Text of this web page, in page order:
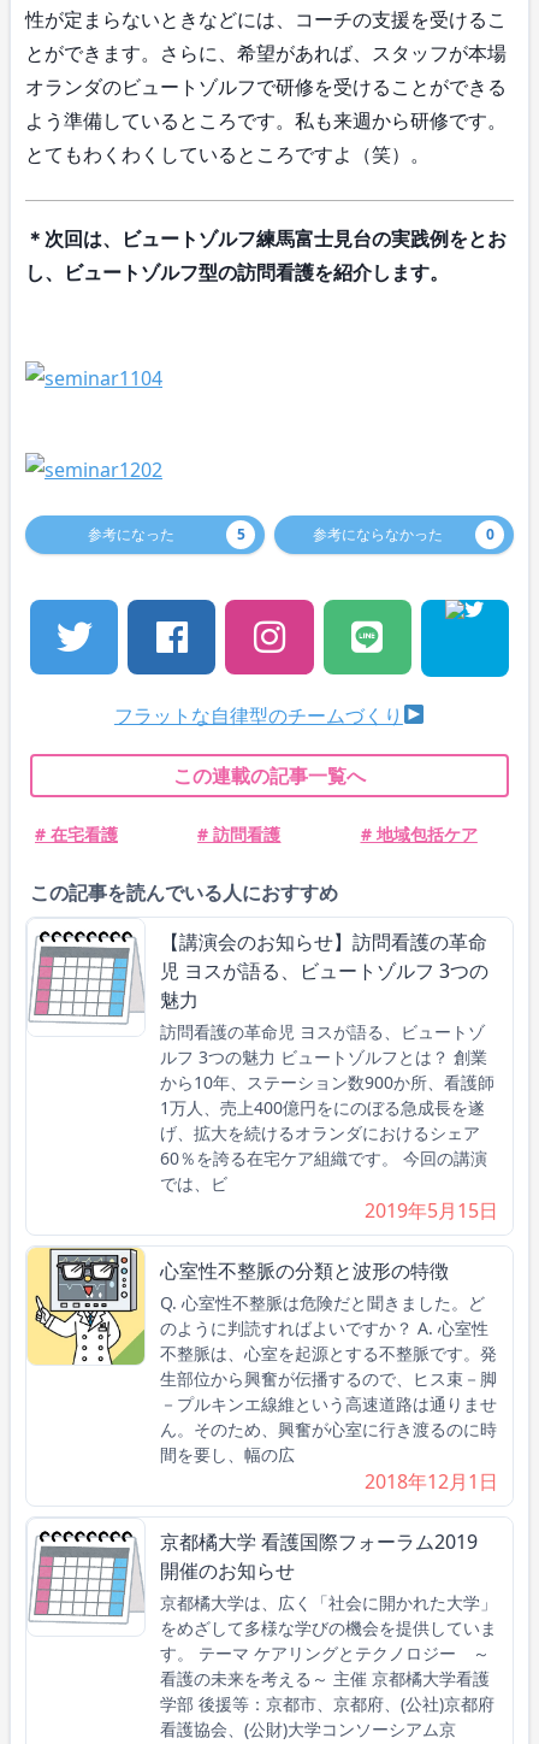
性が定まらないときなどには、コーチの支援を受けるこ
とができます。さらに、希望があれば、スタッフが本場
オランダのビュートゾルフで研修を受けることができる
よう準備しているところです。私も来週から研修です。
とてもわくわくしているところですよ（笑）。
＊次回は、ビュートゾルフ練馬富士見台の実践例をとお
し、ビュートゾルフ型の訪問看護を紹介します。
参考になった 5 参考にならなかった 0
フラットな自律型のチームづくり
この連載の記事一覧へ
# 在宅看護 # 訪問看護 # 地域包括ケア
この記事を読んでいる人におすすめ
【講演会のお知らせ】訪問看護の革命
児 ヨスが語る、ビュートゾルフ 3つの
魅力
訪問看護の革命児 ヨスが語る、ビュートゾ
ルフ 3つの魅力 ビュートゾルフとは？ 創業
から10年、ステーション数900か所、看護師
1万人、売上400億円をにのぼる急成長を遂
げ、拡大を続けるオランダにおけるシェア
60％を誇る在宅ケア組織です。 今回の講演
では、ビ
2019年5月15日
心室性不整脈の分類と波形の特徴
Q. 心室性不整脈は危険だと聞きました。ど
のように判読すればよいですか？ A. 心室性
不整脈は、心室を起源とする不整脈です。発
生部位から興奮が伝播するので、ヒス束－脚
－プルキンエ線維という高速道路は通りませ
ん。そのため、興奮が心室に行き渡るのに時
間を要し、幅の広
2018年12月1日
京都橘大学 看護国際フォーラム2019
開催のお知らせ
京都橘大学は、広く「社会に開かれた大学」
をめざして多様な学びの機会を提供していま
す。 テーマ ケアリングとテクノロジー ～
看護の未来を考える～ 主催 京都橘大学看護
学部 後援等：京都市、京都府、(公社)京都府
看護協会、(公財)大学コンソーシアム京